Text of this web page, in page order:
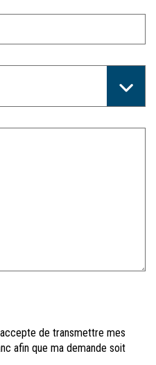
de transmettre mes
afin que ma demande soit